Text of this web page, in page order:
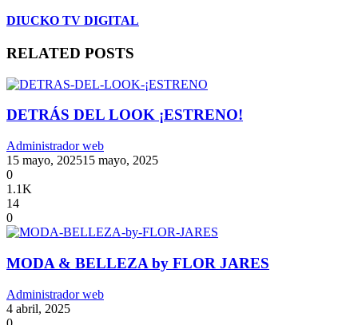
DIUCKO TV DIGITAL
RELATED POSTS
DETRÁS DEL LOOK ¡ESTRENO!
Administrador web
15 mayo, 202515 mayo, 2025
0
1.1K
14
0
MODA & BELLEZA by FLOR JARES
Administrador web
4 abril, 2025